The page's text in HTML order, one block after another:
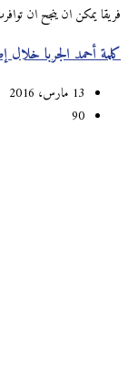
فريقا يمكن ان ينجح ان توافرت
كلمة أحمد الجربا خلال
13 مارس، 2016
90